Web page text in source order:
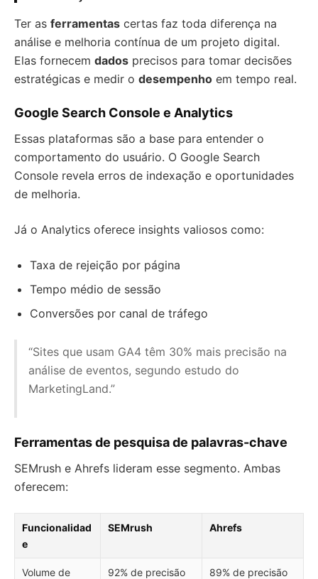
Ter as ferramentas certas faz toda diferença na
análise e melhoria contínua de um projeto digital.
Elas fornecem dados precisos para tomar decisões
estratégicas e medir o desempenho em tempo real.
Google Search Console e Analytics
Essas plataformas são a base para entender o
comportamento do usuário. O Google Search
Console revela erros de indexação e oportunidades
de melhoria.
Já o Analytics oferece insights valiosos como:
Taxa de rejeição por página
Tempo médio de sessão
Conversões por canal de tráfego
“Sites que usam GA4 têm 30% mais precisão na
análise de eventos, segundo estudo do
MarketingLand.”
Ferramentas de pesquisa de palavras-chave
SEMrush e Ahrefs lideram esse segmento. Ambas
oferecem:
Funcionalidad
e
SEMrush Ahrefs
Volume de
92% de precisão 89% de precisão